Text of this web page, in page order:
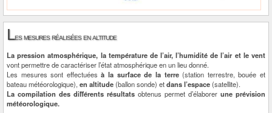
Les mesures réalisées en altitude
La pression atmosphérique, la température de l’air, l’humidité de l’air et le vent
vont permettre de caractériser l’état atmosphérique en un lieu donné.
Les mesures sont effectuéesà la surface de la terre(station terrestre, bouée et
bateau météorologique), en altitude(ballon sonde) etdans l’espace(satellite).
La compilation des différents résultats obtenus permet d’élaborer une prévision
météorologique.